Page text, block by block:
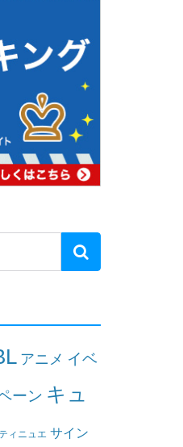
アニメ イベ
ーン キュ
ィニュエ サイン